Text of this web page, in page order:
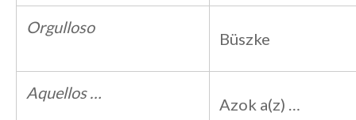
Orgulloso
Büszke
Aquellos …
Azok a(z) …